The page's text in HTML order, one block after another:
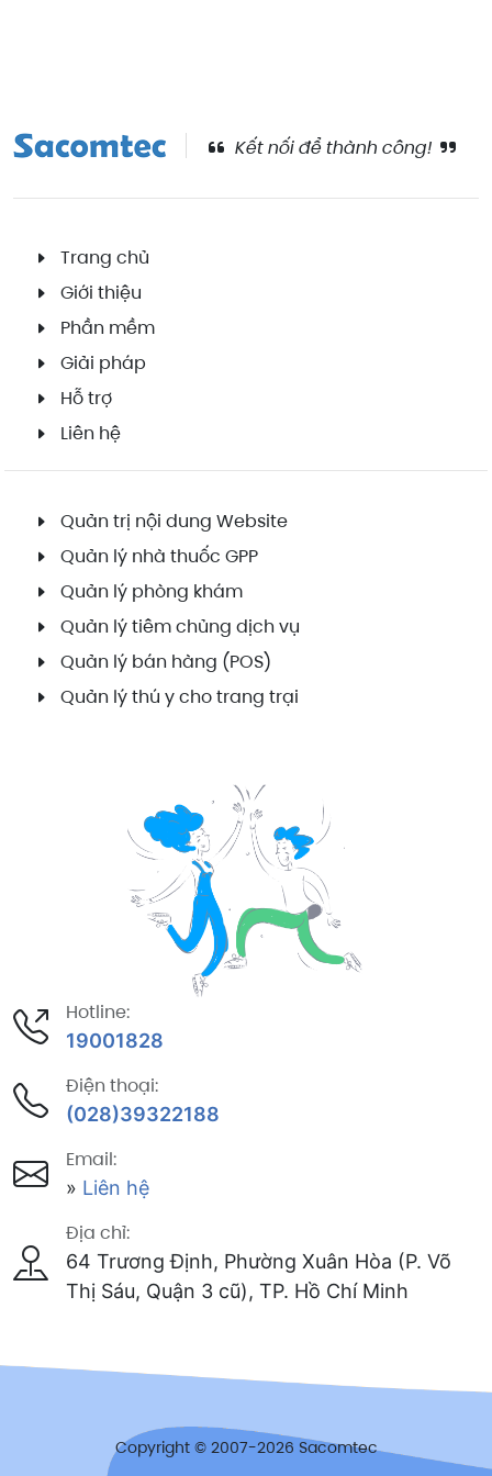
Kết nối để thành công!
Trang chủ
Giới thiệu
Phần mềm
Giải pháp
Hỗ trợ
Liên hệ
Quản trị nội dung Website
Quản lý nhà thuốc GPP
Quản lý phòng khám
Quản lý tiêm chủng dịch vụ
Quản lý bán hàng (POS)
Quản lý thú y cho trang trại
Hotline:
19001828
Điện thoại:
(028)39322188
Email:
» Liên hệ
Địa chỉ:
64 Trương Định, Phường Xuân Hòa (P. Võ
Thị Sáu, Quận 3 cũ), TP. Hồ Chí Minh
Copyright © 2007-2026 Sacomtec